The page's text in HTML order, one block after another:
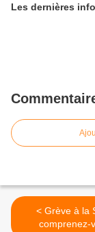
Les dernières
< Grève à la SNCF :
comprenez-